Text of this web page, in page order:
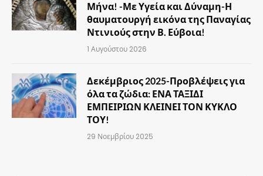
Μήνα! -Με Υγεία και Δύναμη-Η
θαυματουργή εικόνα της Παναγίας
Ντινιούς στην Β. Εύβοια!
1 Αυγούστου 2026
Δεκέμβριος 2025-Προβλέψεις για
όλα τα ζώδια: ΕΝΑ ΤΑΞΙΔΙ
ΕΜΠΕΙΡΙΩΝ ΚΛΕΙΝΕΙ ΤΟΝ ΚΥΚΛΟ
ΤΟΥ!
29 Νοεμβρίου 2025